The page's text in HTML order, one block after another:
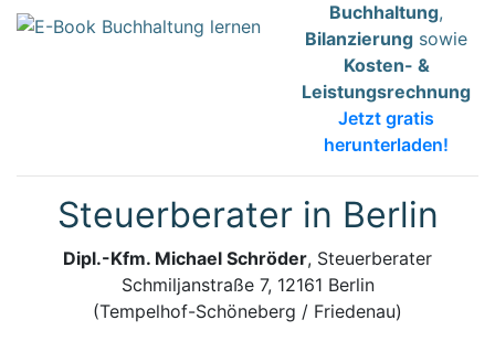
Buchhaltung,
Bilanzierung sowie
Kosten- &
Leistungsrechnung
Jetzt gratis
herunterladen!
Steuerberater in Berlin
Dipl.-Kfm. Michael Schröder, Steuerberater
Schmiljanstraße 7, 12161 Berlin
(Tempelhof-Schöneberg / Friedenau)